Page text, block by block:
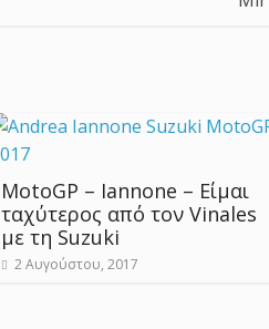
MotoGP – Iannone – Είμαι
ταχύτερος από τον Vinales
με τη Suzuki
2 Αυγούστου, 2017